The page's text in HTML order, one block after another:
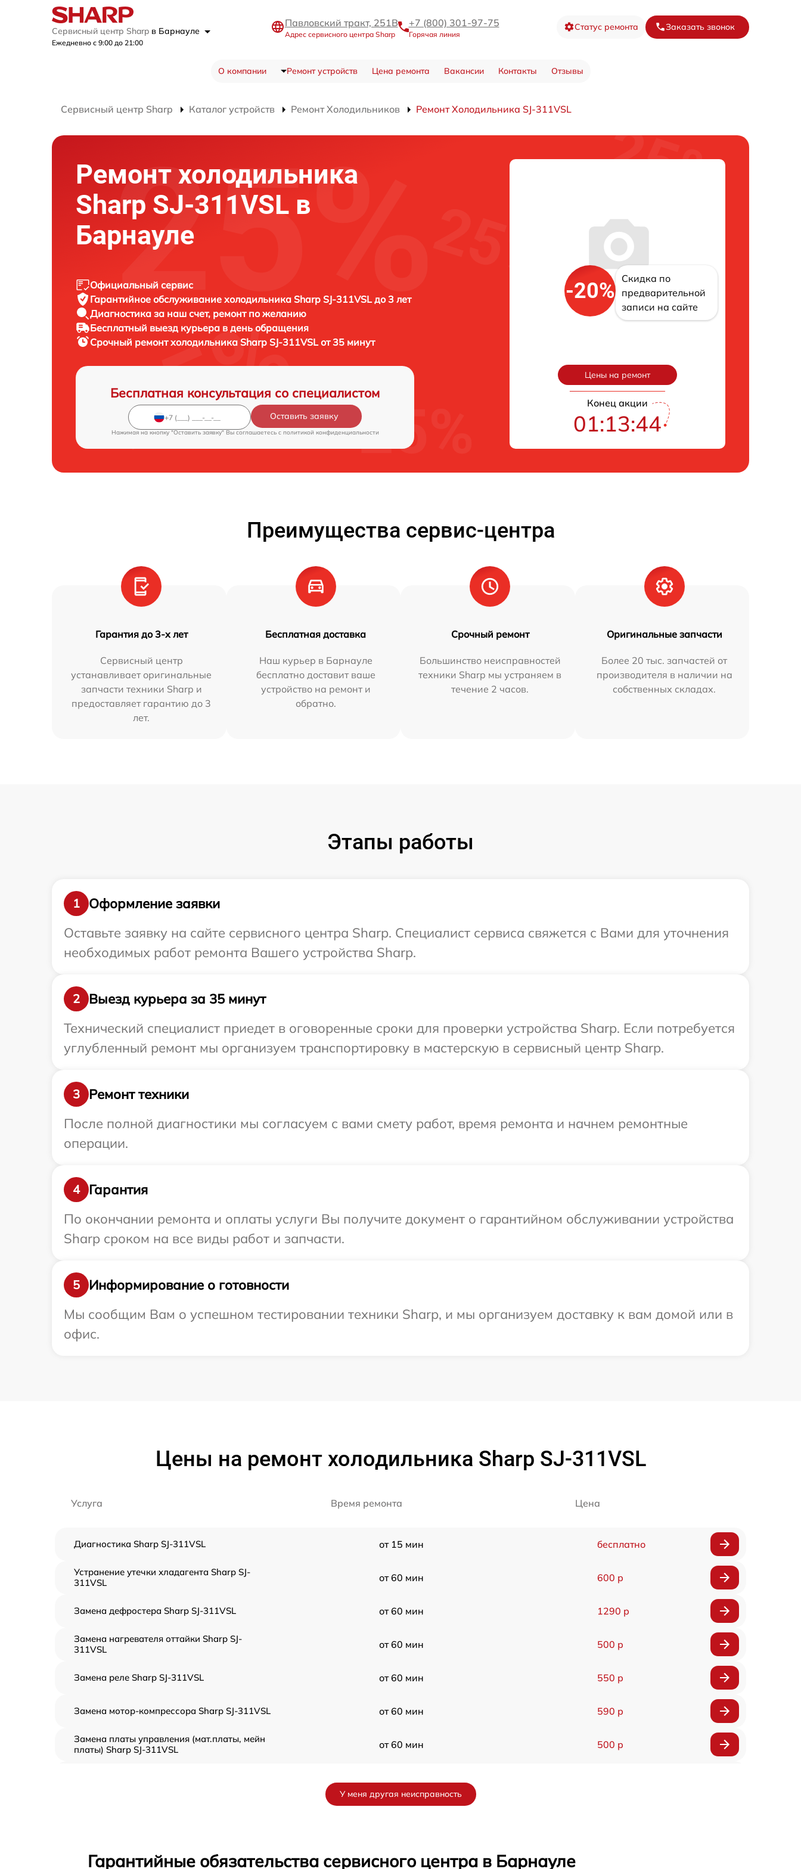
Сервисный центр Sharp в Барнауле
Ежедневно с 9:00 до 21:00
Павловский тракт, 251В
Адрес сервисного центра Sharp
+7 (800) 301-97-75
Горячая линия
Статус ремонта Заказать звонок
О компании Ремонт устройств Цена ремонта Вакансии Контакты Отзывы
Сервисный центр Sharp Каталог устройств Ремонт Холодильников Ремонт Холодильника SJ-311VSL
Ремонт холодильника
Sharp SJ-311VSL в
Барнауле
Официальный сервис
Гарантийное обслуживание холодильника Sharp SJ-311VSL до 3 лет
Диагностика за наш счет, ремонт по желанию
Бесплатный выезд курьера в день обращения
Срочный ремонтхолодильника Sharp SJ-311VSL от 35 минут
Бесплатная консультация со специалистом
Оставить заявку
Нажимая на кнопку "Оставить заявку" Вы соглашаетесь c политикой конфиденциальности
-20%
Скидка по
предварительной
записи на сайте
Цены на ремонт
Конец акции
01:13:43
Преимущества сервис-центра
Гарантия до 3-х лет
Сервисный центр
устанавливает оригинальные
запчасти техники Sharp и
предоставляет гарантию до 3
лет.
Бесплатная доставка
Наш курьер в Барнауле
бесплатно доставит ваше
устройство на ремонт и
обратно.
Срочный ремонт
Большинство неисправностей
техники Sharp мы устраняем в
течение 2 часов.
Оригинальные запчасти
Более 20 тыс. запчастей от
производителя в наличии на
собственных складах.
Этапы работы
1
Оформление заявки
Оставьте заявку на сайте сервисного центра Sharp. Специалист сервиса свяжется с Вами для уточнения
необходимых работ ремонта Вашего устройства Sharp.
2
Выезд курьера за 35 минут
Технический специалист приедет в оговоренные сроки для проверки устройства Sharp. Если потребуется
углубленный ремонт мы организуем транспортировку в мастерскую в сервисный центр Sharp.
3
Ремонт техники
После полной диагностики мы согласуем с вами смету работ, время ремонта и начнем ремонтные
операции.
4
Гарантия
По окончании ремонта и оплаты услуги Вы получите документ о гарантийном обслуживании устройства
Sharp сроком на все виды работ и запчасти.
5
Информирование о готовности
Мы сообщим Вам о успешном тестировании техники Sharp, и мы организуем доставку к вам домой или в
офис.
Цены на ремонт холодильника Sharp SJ-311VSL
Услуга Время ремонта Цена
Диагностика Sharp SJ-311VSL от 15 мин бесплатно
Устранение утечки хладагента Sharp SJ-
311VSL
от 60 мин 600 р
Замена дефростера Sharp SJ-311VSL от 60 мин 1290 р
Замена нагревателя оттайки Sharp SJ-
311VSL
от 60 мин 500 р
Замена реле Sharp SJ-311VSL от 60 мин 550 р
Замена мотор-компрессора Sharp SJ-311VSL от 60 мин 590 р
Замена платы управления (мат.платы, мейн
платы) Sharp SJ-311VSL
от 60 мин 500 р
У меня другая неисправность
Гарантийные обязательства сервисного центра в Барнауле